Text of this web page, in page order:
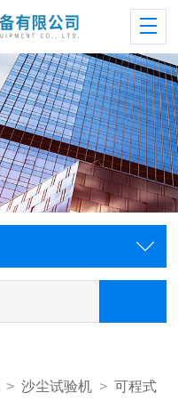
>沙尘试验机 >可程式